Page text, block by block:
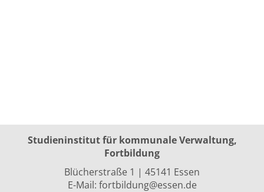
Studieninstitut für kommunale Verwaltung,
Fortbildung
Blücherstraße 1 | 45141 Essen
E-Mail: fortbildung@essen.de